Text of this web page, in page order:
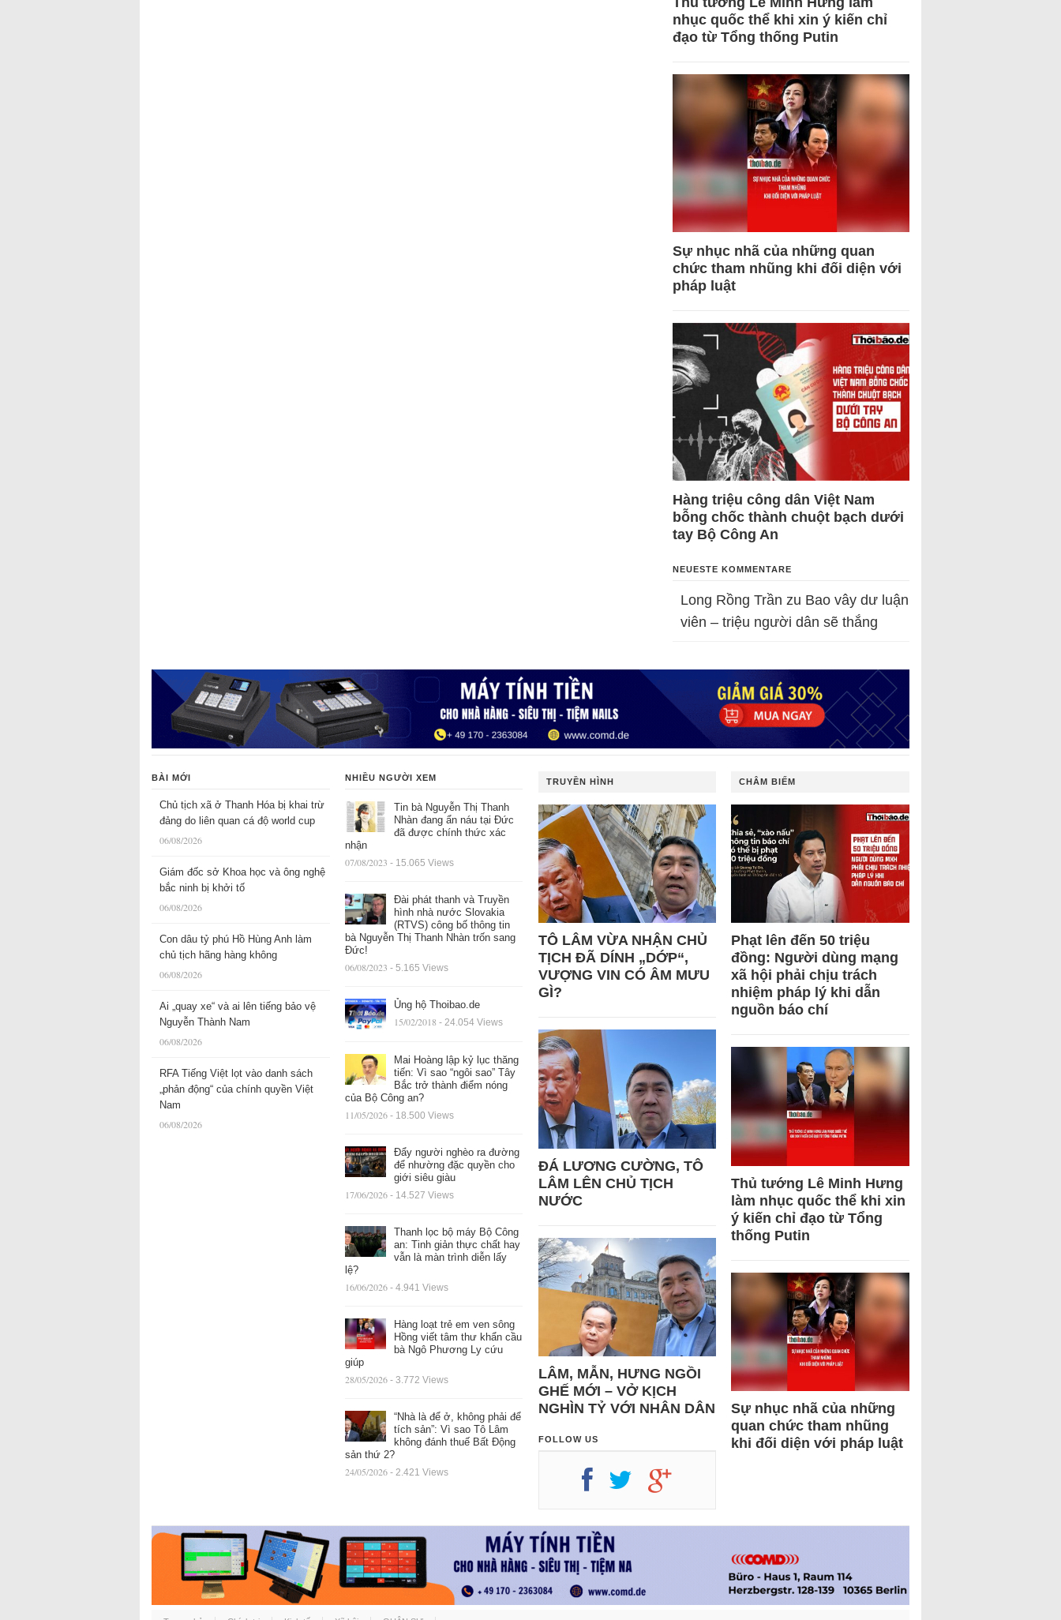
nhục quốc thể khi xin ý kiến chỉ
đạo từ Tổng thống Putin
Sự nhục nhã của những quan
chức tham nhũng khi đối diện với
pháp luật
Hàng triệu công dân Việt Nam
bỗng chốc thành chuột bạch dưới
tay Bộ Công An
NEUESTE KOMMENTARE
Long Rồng Trần zu Bao vây dư luận
viên – triệu người dân sẽ thắng
BÀI MỚI
Chủ tịch xã ở Thanh Hóa bị khai trừ
đảng do liên quan cá độ world cup
06/08/2026
Giám đốc sở Khoa học và ông nghệ
bắc ninh bị khởi tố
06/08/2026
Con dâu tỷ phú Hồ Hùng Anh làm
chủ tịch hãng hàng không
06/08/2026
Ai „quay xe“ và ai lên tiếng bảo vệ
Nguyễn Thành Nam
06/08/2026
RFA Tiếng Việt lọt vào danh sách
„phản động“ của chính quyền Việt
Nam
06/08/2026
NHIỀU NGƯỜI XEM
Tin bà Nguyễn Thị Thanh
Nhàn đang ẩn náu tại Đức
đã được chính thức xác
nhận
07/08/2023 - 15.065 Views
Đài phát thanh và Truyền
hình nhà nước Slovakia
(RTVS) công bố thông tin
bà Nguyễn Thị Thanh Nhàn trốn sang
Đức!
06/08/2023 - 5.165 Views
Ủng hộ Thoibao.de
15/02/2018 - 24.054 Views
Mai Hoàng lập kỷ lục thăng
tiến: Vì sao “ngôi sao” Tây
Bắc trở thành điểm nóng
của Bộ Công an?
11/05/2026 - 18.500 Views
Đẩy người nghèo ra đường
để nhường đặc quyền cho
giới siêu giàu
17/06/2026 - 14.527 Views
Thanh lọc bộ máy Bộ Công
an: Tinh giản thực chất hay
vẫn là màn trình diễn lấy
lệ?
16/06/2026 - 4.941 Views
Hàng loạt trẻ em ven sông
Hồng viết tâm thư khẩn cầu
bà Ngô Phương Ly cứu
giúp
28/05/2026 - 3.772 Views
“Nhà là để ở, không phải để
tích sản”: Vì sao Tô Lâm
không đánh thuế Bất Động
sản thứ 2?
24/05/2026 - 2.421 Views
TRUYỀN HÌNH
TÔ LÂM VỪA NHẬN CHỦ
TỊCH ĐÃ DÍNH „DỚP“,
VƯỢNG VIN CÓ ÂM MƯU
GÌ?
ĐÁ LƯƠNG CƯỜNG, TÔ
LÂM LÊN CHỦ TỊCH
NƯỚC
LÂM, MẪN, HƯNG NGỒI
GHẾ MỚI – VỞ KỊCH
NGHÌN TỶ VỚI NHÂN DÂN
FOLLOW US
CHÂM BIẾM
Phạt lên đến 50 triệu
đồng: Người dùng mạng
xã hội phải chịu trách
nhiệm pháp lý khi dẫn
nguồn báo chí
Thủ tướng Lê Minh Hưng
làm nhục quốc thể khi xin
ý kiến chỉ đạo từ Tổng
thống Putin
Sự nhục nhã của những
quan chức tham nhũng
khi đối diện với pháp luật